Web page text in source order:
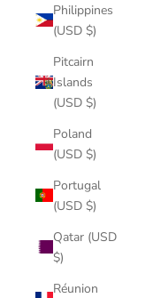
Philippines
(USD $)
Pitcairn
Islands
(USD $)
Poland
(USD $)
Portugal
(USD $)
Qatar (USD
$)
Réunion